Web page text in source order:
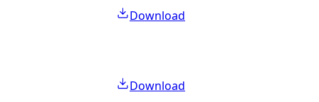
Download
Download